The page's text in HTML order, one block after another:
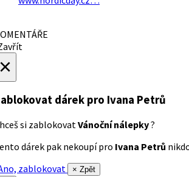
dárek pro Ivana Petrů
si zablokovatVánoční nálepky?
dárek pak nekoupí pro Ivana Petrů
zablokovat
× Zpět